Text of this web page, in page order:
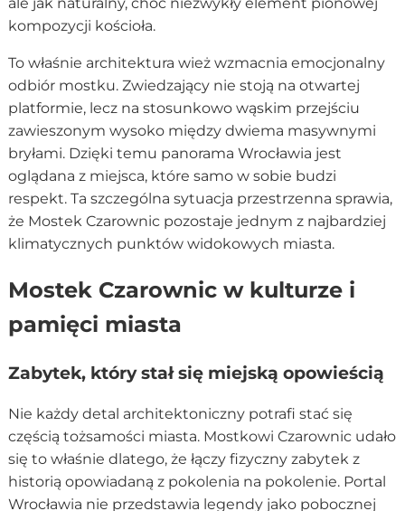
kompozycji kościoła.
To właśnie architektura wież wzmacnia emocjonalny
odbiór mostku. Zwiedzający nie stoją na otwartej
platformie, lecz na stosunkowo wąskim przejściu
zawieszonym wysoko między dwiema masywnymi
bryłami. Dzięki temu panorama Wrocławia jest
oglądana z miejsca, które samo w sobie budzi
respekt. Ta szczególna sytuacja przestrzenna sprawia,
że Mostek Czarownic pozostaje jednym z najbardziej
klimatycznych punktów widokowych miasta.
Mostek Czarownic w kulturze i
pamięci miasta
Zabytek, który stał się miejską opowieścią
Nie każdy detal architektoniczny potrafi stać się
częścią tożsamości miasta. Mostkowi Czarownic udało
się to właśnie dlatego, że łączy fizyczny zabytek z
historią opowiadaną z pokolenia na pokolenie. Portal
Wrocławia nie przedstawia legendy jako pobocznej